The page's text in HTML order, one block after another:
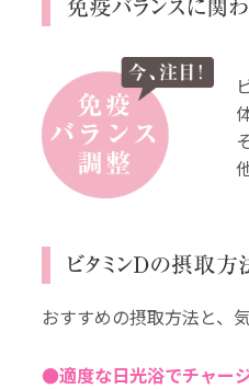
おすすめの摂取方法と、
●適度な日光浴でチャー